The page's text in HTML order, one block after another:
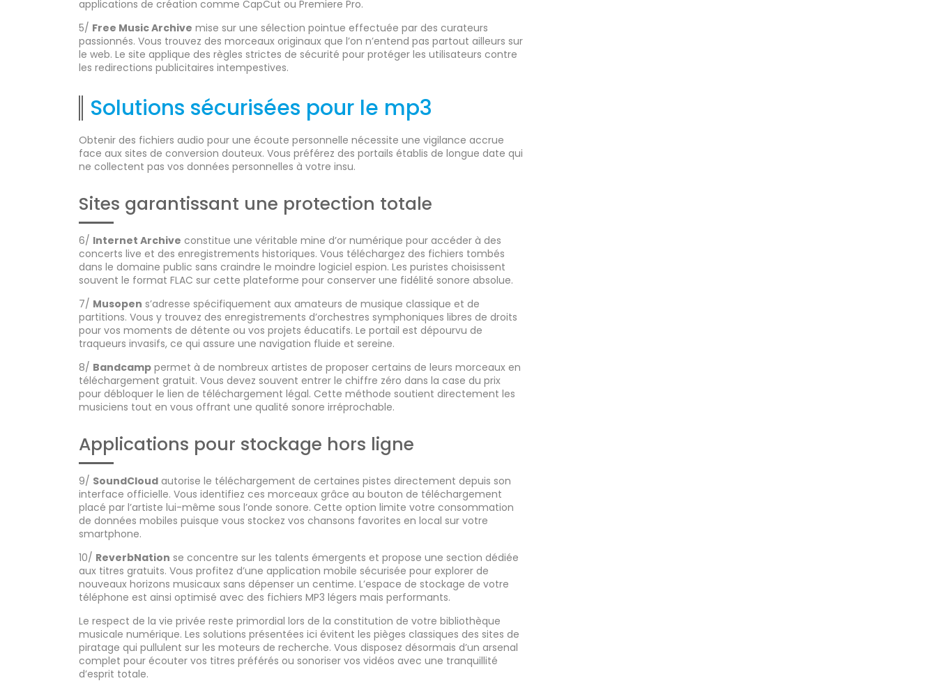
applications de création comme CapCut ou Premiere Pro.
5/ Free Music Archive mise sur une sélection pointue effectuée par des curateurs
passionnés. Vous trouvez des morceaux originaux que l’on n’entend pas partout ailleurs sur
le web. Le site applique des règles strictes de sécurité pour protéger les utilisateurs contre
les redirections publicitaires intempestives.
Solutions sécurisées pour le mp3
Obtenir des fichiers audio pour une écoute personnelle nécessite une vigilance accrue
face aux sites de conversion douteux. Vous préférez des portails établis de longue date qui
ne collectent pas vos données personnelles à votre insu.
Sites garantissant une protection totale
6/ Internet Archive constitue une véritable mine d’or numérique pour accéder à des
concerts live et des enregistrements historiques. Vous téléchargez des fichiers tombés
dans le domaine public sans craindre le moindre logiciel espion. Les puristes choisissent
souvent le format FLAC sur cette plateforme pour conserver une fidélité sonore absolue.
7/ Musopen s’adresse spécifiquement aux amateurs de musique classique et de
partitions. Vous y trouvez des enregistrements d’orchestres symphoniques libres de droits
pour vos moments de détente ou vos projets éducatifs. Le portail est dépourvu de
traqueurs invasifs, ce qui assure une navigation fluide et sereine.
8/ Bandcamp permet à de nombreux artistes de proposer certains de leurs morceaux en
téléchargement gratuit. Vous devez souvent entrer le chiffre zéro dans la case du prix
pour débloquer le lien de téléchargement légal. Cette méthode soutient directement les
musiciens tout en vous offrant une qualité sonore irréprochable.
Applications pour stockage hors ligne
9/ SoundCloud autorise le téléchargement de certaines pistes directement depuis son
interface officielle. Vous identifiez ces morceaux grâce au bouton de téléchargement
placé par l’artiste lui-même sous l’onde sonore. Cette option limite votre consommation
de données mobiles puisque vous stockez vos chansons favorites en local sur votre
smartphone.
10/ ReverbNation se concentre sur les talents émergents et propose une section dédiée
aux titres gratuits. Vous profitez d’une application mobile sécurisée pour explorer de
nouveaux horizons musicaux sans dépenser un centime. L’espace de stockage de votre
téléphone est ainsi optimisé avec des fichiers MP3 légers mais performants.
Le respect de la vie privée reste primordial lors de la constitution de votre bibliothèque
musicale numérique. Les solutions présentées ici évitent les pièges classiques des sites de
piratage qui pullulent sur les moteurs de recherche. Vous disposez désormais d’un arsenal
complet pour écouter vos titres préférés ou sonoriser vos vidéos avec une tranquillité
d’esprit totale.